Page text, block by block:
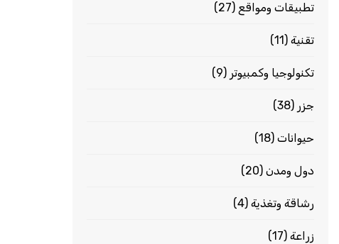
تطبيقات ومواقع (27)
تقنية (11)
تكنولوجيا وكمبيوتر (9)
جزر (38)
حيوانات (18)
دول ومدن (20)
رشاقة وتغذية (4)
زراعة (17)